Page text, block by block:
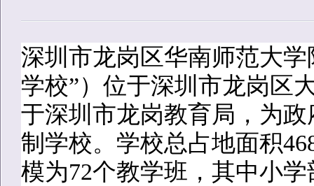
深圳市龙岗区华南师范大
学校”）位于深圳市龙岗区
于深圳市龙岗教育局，为
制学校。学校总占地面积
模为72个教学班，其中小